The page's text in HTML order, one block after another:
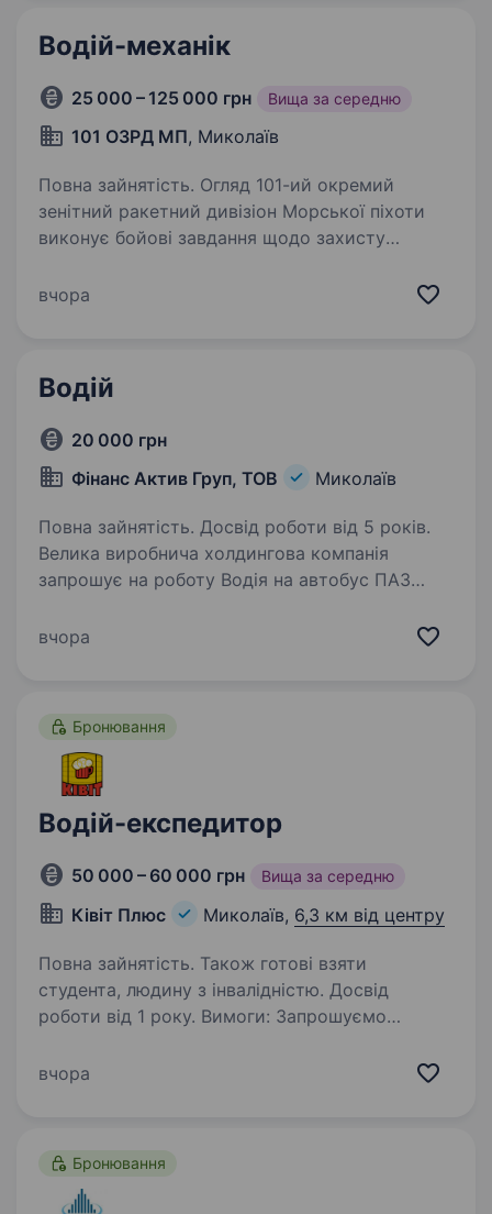
Водій-механік
25 000 – 125 000 грн Вища за середню
101 ОЗРД МП, Миколаїв
Повна зайнятість. Огляд 101-ий окремий
зенітний ракетний дивізіон Морської піхоти
виконує бойові завдання щодо захисту
ворожих ударних БПЛА, запрошує у свою
вчора
Водій
20 000 грн
Фінанс Актив Груп, ТОВ
Миколаїв
Повна зайнятість. Досвід роботи від 5 років.
Велика виробнича холдингова компанія
запрошує на роботу Водія на автобус ПАЗ
досвід роботи з технікою та вміє її
вчора
Бронювання
Водій-експедитор
50 000 – 60 000 грн Вища за середню
Ківіт Плюс Миколаїв, 6,3 км від центру
Повна зайнятість. Також готові взяти
студента, людину з інвалідністю. Досвід
роботи від 1 року. Вимоги: Запрошуємо
підготовка, працездатний вік, середньо-
вчора
Бронювання